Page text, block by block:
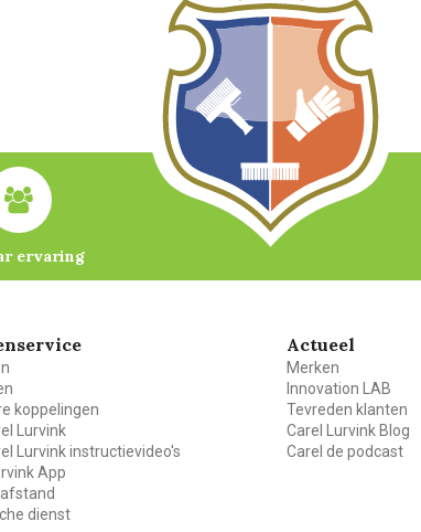
ervaring
koppelingen
Lurvink
Lurvink instructievideo's
App
dienst
Actueel
Merken
Innovation LAB
Tevreden klanten
Carel Lurvink Blog
Carel de podcast